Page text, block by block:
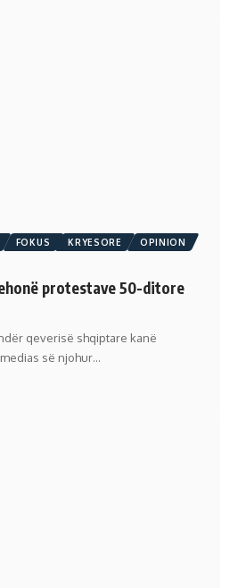
FOKUS KRYESORE
OPINION
protestave 50-ditore
qeverisë shqiptare kanë
së njohur…